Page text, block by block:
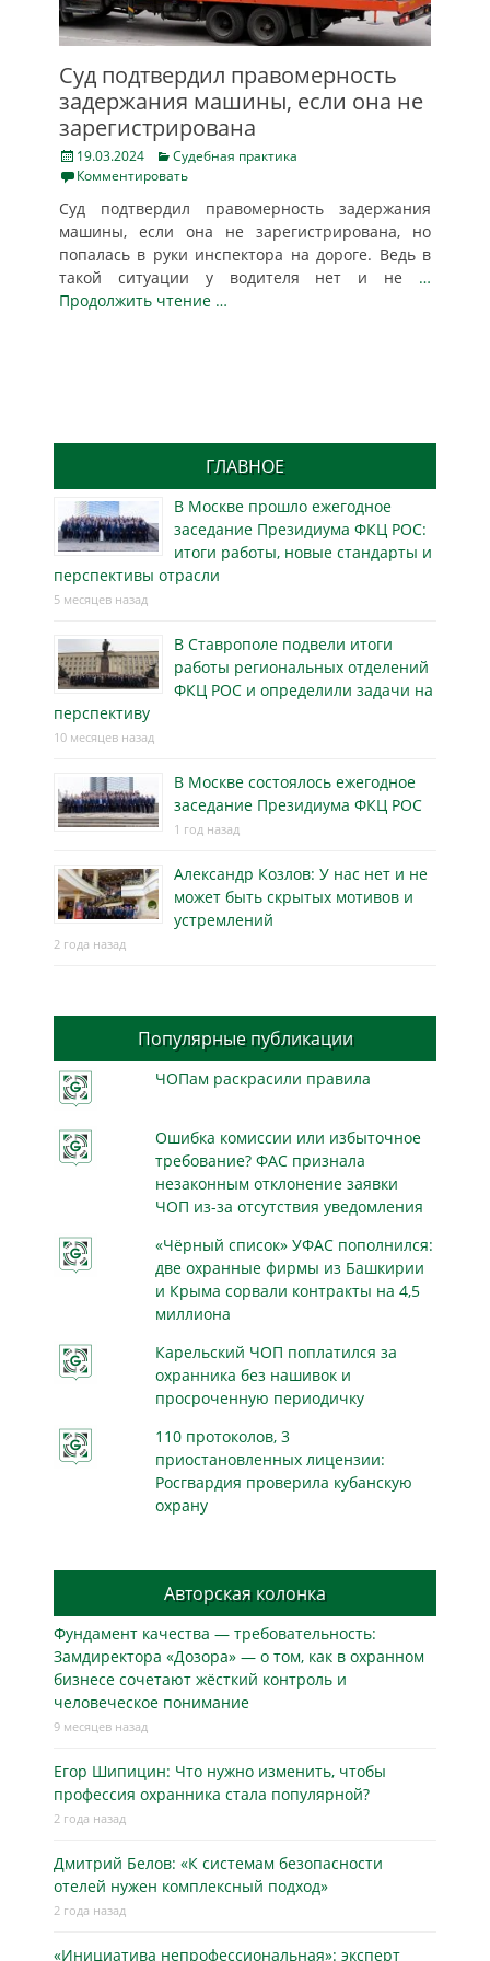
Суд подтвердил правомерность
задержания машины, если она не
зарегистрирована
Posted
on
19.03.2024 Categories
Судебная практика
Комментировать
Суд подтвердил правомерность задержания
машины, если она не зарегистрирована, но
попалась в руки инспектора на дороге. Ведь в
такой ситуации у водителя нет и не …
Продолжить чтение …
ГЛАВНОЕ
В Москве прошло ежегодное
заседание Президиума ФКЦ РОС:
итоги работы, новые стандарты и
перспективы отрасли
5 месяцев назад
В Ставрополе подвели итоги
работы региональных отделений
ФКЦ РОС и определили задачи на
перспективу
10 месяцев назад
В Москве состоялось ежегодное
заседание Президиума ФКЦ РОС
1 год назад
Александр Козлов: У нас нет и не
может быть скрытых мотивов и
устремлений
2 года назад
Популярные публикации
ЧОПам раскрасили правила
Ошибка комиссии или избыточное
требование? ФАС признала
незаконным отклонение заявки
ЧОП из-за отсутствия уведомления
«Чёрный список» УФАС пополнился:
две охранные фирмы из Башкирии
и Крыма сорвали контракты на 4,5
миллиона
Карельский ЧОП поплатился за
охранника без нашивок и
просроченную периодичку
110 протоколов, 3
приостановленных лицензии:
Росгвардия проверила кубанскую
охрану
Авторская колонка
Фундамент качества — требовательность:
Замдиректора «Дозора» — о том, как в охранном
бизнесe сочетают жёсткий контроль и
человеческое понимание
9 месяцев назад
Егор Шипицин: Что нужно изменить, чтобы
профессия охранника стала популярной?
2 года назад
Дмитрий Белов: «К системам безопасности
отелей нужен комплексный подход»
2 года назад
«Инициатива непрофессиональная»: эксперт